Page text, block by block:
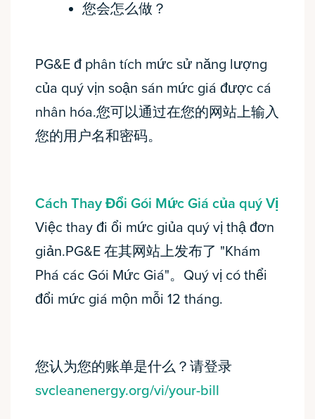
您会怎么做？
PG&E đ phân tích mức sử năng lượng
của quý vịn soận sán mức giá được cá
nhân hóa.您可以通过在您的网站上输入
您的用户名和密码。
Cách Thay Đổi Gói Mức Giá của quý Vị
Việc thay đi ổi mức giủa quý vị thậ đơn
giản.PG&E 在其网站上发布了 "Khám
Phá các Gói Mức Giá"。Quý vị có thểi
đổi mức giá mộn mỗi 12 tháng.
您认为您的账单是什么？请登录
svcleanenergy.org/vi/your-bill